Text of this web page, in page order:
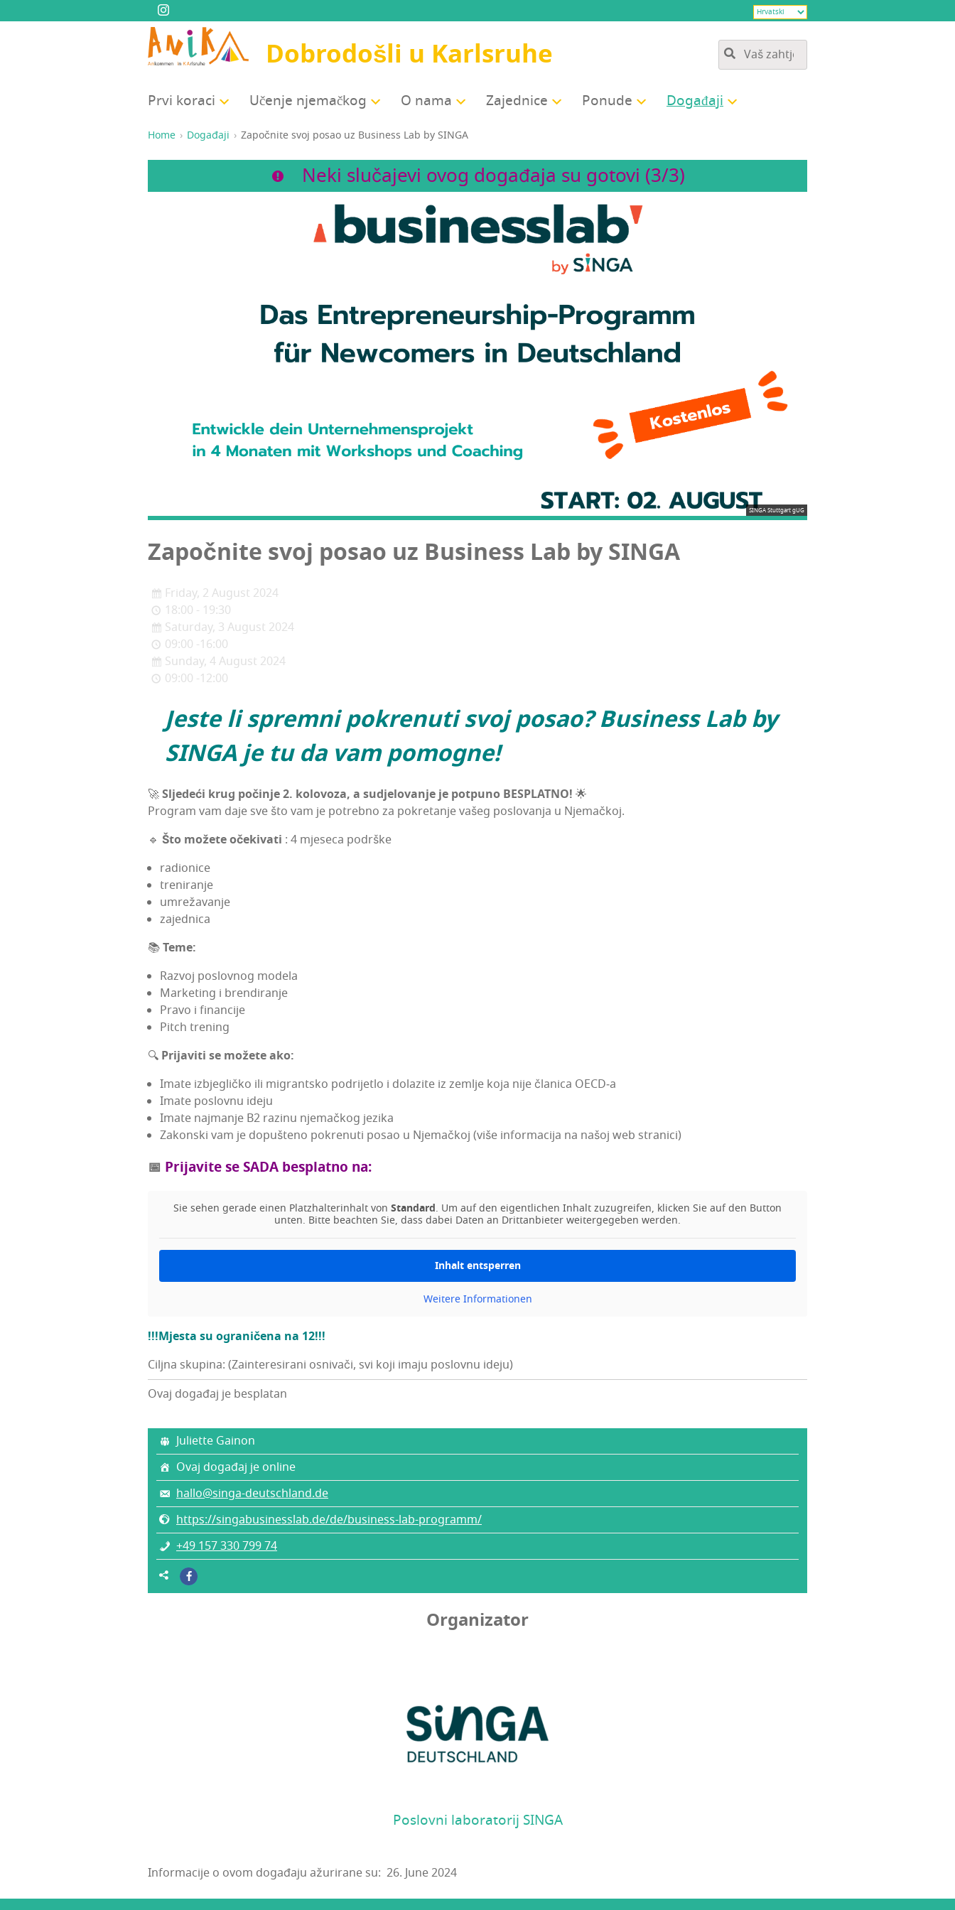
Dobrodošli u Karlsruhe
Prvi kora­ci Uče­nje njemačkog O nama Zajed­ni­ce Ponu­de Doga­đa­ji
Home Događaji Započ­ni­te svoj posao uz Busi­ness Lab by SINGA
Neki slučajevi ovog događaja su gotovi (3/3)
SINGA Stuttgart gUG
Započ­ni­te svoj posao uz Busi­ness Lab by SINGA
Friday, 2 August 2024
18:00 - 19:30
Saturday, 3 August 2024
09:00 -16:00
Sunday, 4 August 2024
09:00 -12:00
Jes­te li sprem­ni pokre­nu­ti svoj posao? Busi­ness Lab by
SINGA je tu da vam pomogne!
🚀Slje­de­ći krug poči­nje 2. kolo­vo­za, a sudje­lo­va­nje je pot­pu­no BESPLATNO! 🌟
Pro­gram vam daje sve što vam je potreb­no za pokre­ta­nje vašeg pos­lo­va­nja u Njemačkoj.
🔹 Što može­te oče­ki­va­ti : 4 mje­se­ca podrške
radi­oni­ce
tre­ni­ra­nje
umre­ža­va­nje
zajed­ni­ca
📚Teme:
Razvoj pos­lov­nog modela
Mar­ke­ting i brendiranje
Pra­vo i financije
Pit­ch trening
🔍 Pri­ja­vi­ti se može­te ako:
Ima­te izbje­glič­ko ili migrant­sko podri­je­tlo i dola­zi­te iz zem­lje koja nije čla­ni­ca OECD‑a
Ima­te pos­lov­nu ideju
Ima­te naj­ma­nje B2 razi­nu nje­mač­kog jezika
Zakon­ski vam je dopu­šte­no pokre­nu­ti posao u Nje­mač­koj (više infor­ma­ci­ja na našoj web stranici)
📅 Pri­ja­vi­te se SADA bes­plat­no na:
Sie sehen gera­de einen Plat­zhal­te­rin­halt von Stan­dard. Um auf den eigen­tlic­hen Inhalt zuzu­gre­ifen, klic­ken Sie auf den But­ton
unten. Bit­te beac­h­ten Sie, dass dabei Daten an Drit­tan­bi­eter weiter­ge­ge­ben werden.
Inhalt ent­s­per­ren
Weite­re Infor­ma­ti­onen
!!!Mjes­ta su ogra­ni­če­na na 12!!!
Ciljna skupina: (Zainteresirani osnivači, svi koji imaju poslovnu ideju)
Ovaj događaj je besplatan
Juli­et­te Gainon
Ovaj događaj je online
hallo@singa-deutschland.de
https://singabusinesslab.de/de/business-lab-programm/
+49 157 330 799 74
Organizator
Poslovni laboratorij SINGA
Informacije o ovom događaju ažurirane su: 26. June 2024